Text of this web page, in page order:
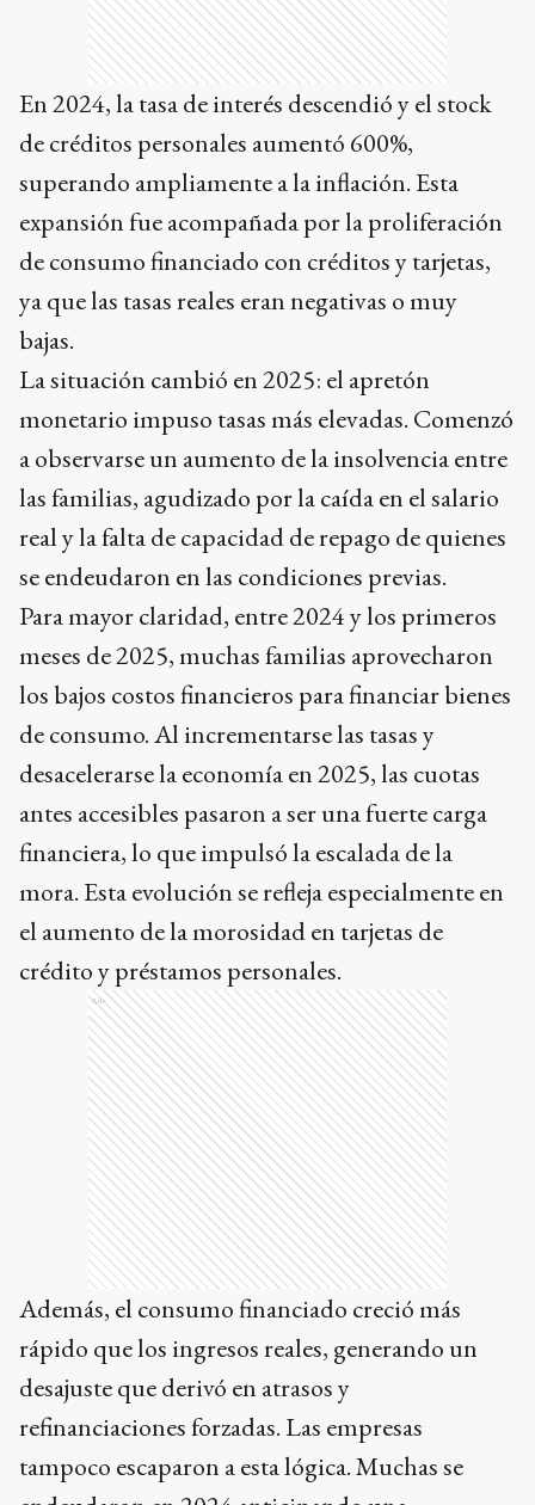
En 2024, la tasa de interés descendió y el stock
de créditos personales aumentó 600%,
superando ampliamente a la inflación. Esta
expansión fue acompañada por la proliferación
de consumo financiado con créditos y tarjetas,
ya que las tasas reales eran negativas o muy
bajas.
La situación cambió en 2025: el apretón
monetario impuso tasas más elevadas. Comenzó
a observarse un aumento de la insolvencia entre
las familias, agudizado por la caída en el salario
real y la falta de capacidad de repago de quienes
se endeudaron en las condiciones previas.
Para mayor claridad, entre 2024 y los primeros
meses de 2025, muchas familias aprovecharon
los bajos costos financieros para financiar bienes
de consumo. Al incrementarse las tasas y
desacelerarse la economía en 2025, las cuotas
antes accesibles pasaron a ser una fuerte carga
financiera, lo que impulsó la escalada de la
mora. Esta evolución se refleja especialmente en
el aumento de la morosidad en tarjetas de
crédito y préstamos personales.
Ads
Además, el consumo financiado creció más
rápido que los ingresos reales, generando un
desajuste que derivó en atrasos y
refinanciaciones forzadas. Las empresas
tampoco escaparon a esta lógica. Muchas se